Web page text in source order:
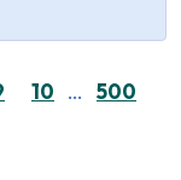
10 …
500